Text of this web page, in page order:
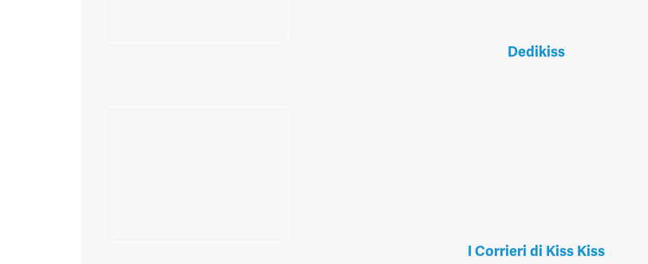
Dedikiss
I Corrieri di Kiss Kiss